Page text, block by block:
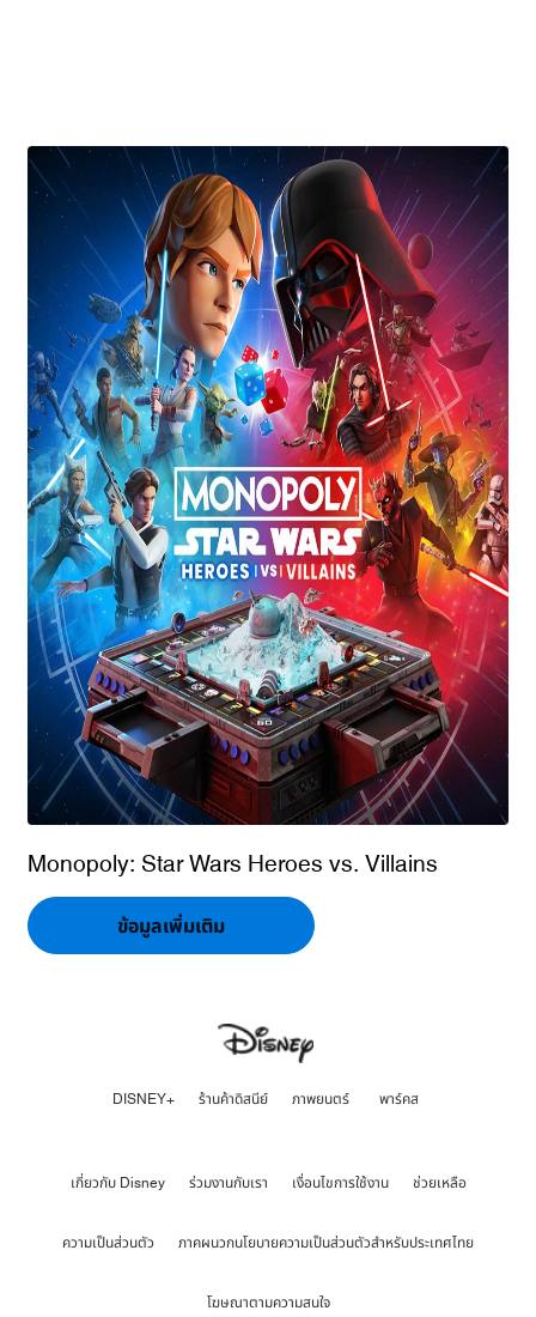
Monopoly: Star Wars Heroes vs. Villains
ข้อมูลเพิ่มเติม
DISNEY+ ร้านค้าดิสนีย์ ภาพยนตร์ พาร์คส
เกี่ยวกับ Disney ร่วมงานกับเรา เงื่อนไขการใช้งาน ช่วยเหลือ
ความเป็นส่วนตัว ภาคผนวกนโยบายความเป็นส่วนตัวสำหรับประเทศไทย
โฆษณาตามความสนใจ